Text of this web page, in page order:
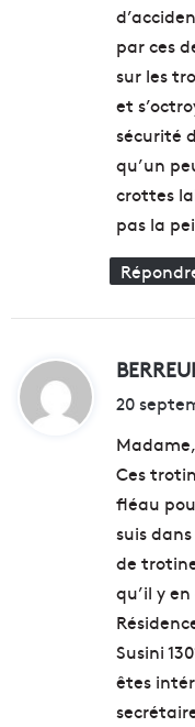
par ces
sur les
et
sécurité
qu’un
crottes
pas la
20
Ces
fléau
suis
de
qu’il y
Susini
êtes